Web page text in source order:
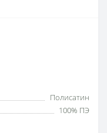
Полисатин
100% ПЭ